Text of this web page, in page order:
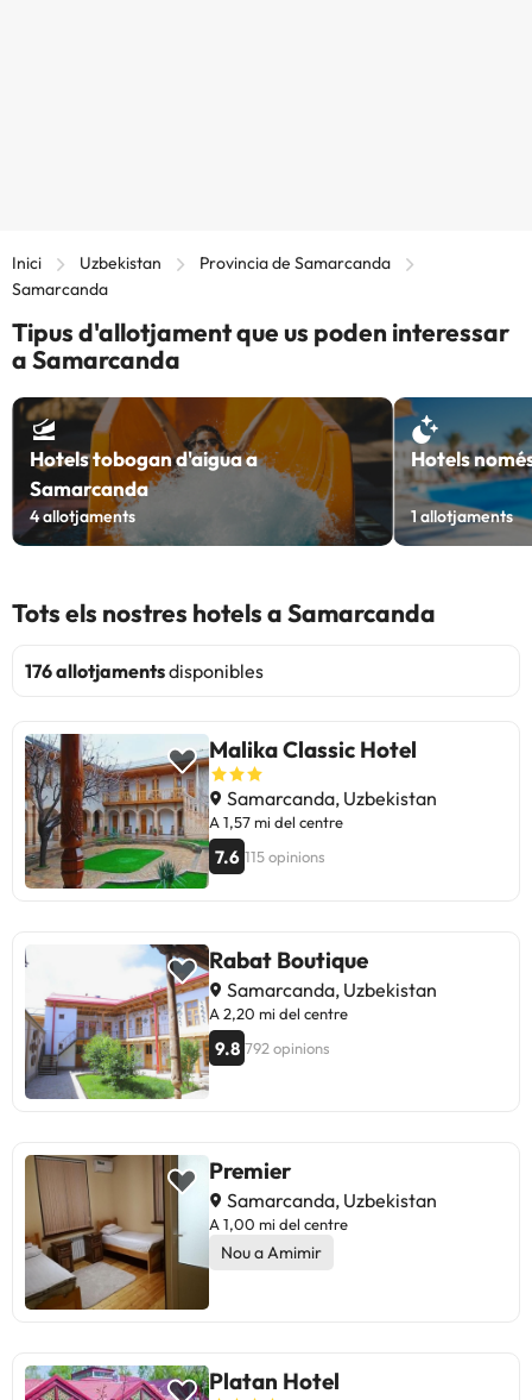
Inici Uzbekistan
Provincia de Samarcanda
Samarcanda
Tipus d'allotjament que us poden interessar
a Samarcanda
Hotels tobogan d'aigua a
Samarcanda
4allotjaments
Hotels
1allotjaments
Tots els nostres hotels a Samarcanda
176 allotjamentsdisponibles
Malika Classic Hotel
Samarcanda, Uzbekistan
A 1,57 mi del centre
7.6 115 opinions
Rabat Boutique
Samarcanda, Uzbekistan
A 2,20 mi del centre
9.8 792 opinions
Premier
Samarcanda, Uzbekistan
A 1,00 mi del centre
Nou a Amimir
Platan Hotel